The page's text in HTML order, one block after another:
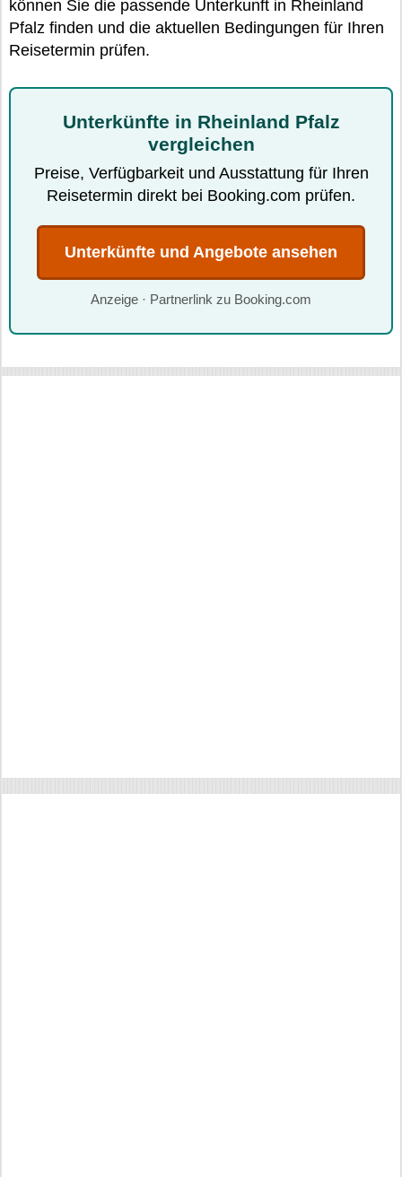
können Sie die passende Unterkunft in Rheinland
Pfalz finden und die aktuellen Bedingungen für Ihren
Reisetermin prüfen.
Unterkünfte in Rheinland Pfalz
vergleichen
Preise, Verfügbarkeit und Ausstattung für Ihren
Reisetermin direkt bei Booking.com prüfen.
Unterkünfte und Angebote ansehen
Anzeige · Partnerlink zu Booking.com